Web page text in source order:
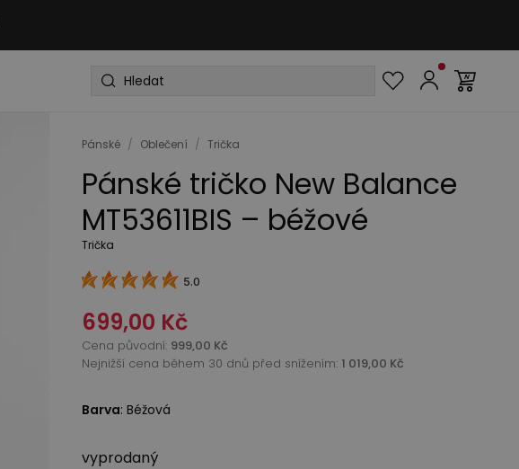
Pánské / Oblečení / Trička
Pánské tričko New Balance
MT53611BIS – béžové
Trička
5.0
699,00 Kč
Cena původní: 999,00 Kč
Nejnižší cena během 30 dnů před snížením: 1 019,00 Kč
Barva: Béžová
vyprodaný